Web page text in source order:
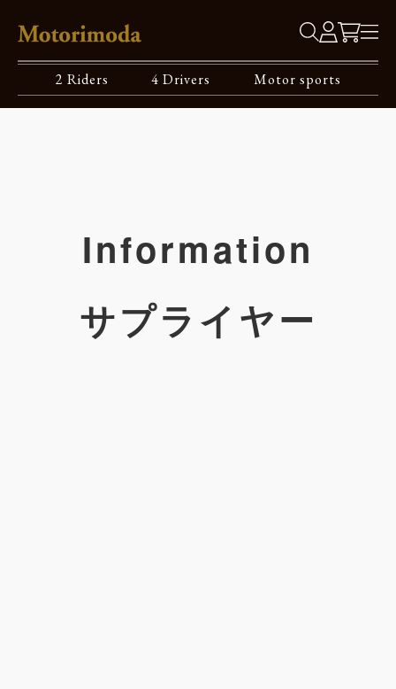
2 Riders 4 Drivers Motor sports
Information
サプライヤー